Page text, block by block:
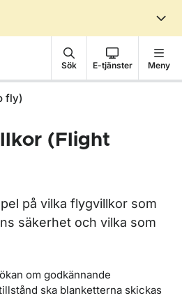
Sök E-tjänster Meny
fly)
(Flight
på vilka flygvillkor som
säkerhet och vilka som
om godkännande
ska blanketterna skickas